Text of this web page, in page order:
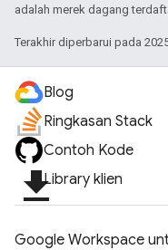
adalah merek dagang
Terakhir diperbarui pada
Blog
Ringkasan Stack
Contoh Kode
file_downloadLibrary klien
Google Workspace